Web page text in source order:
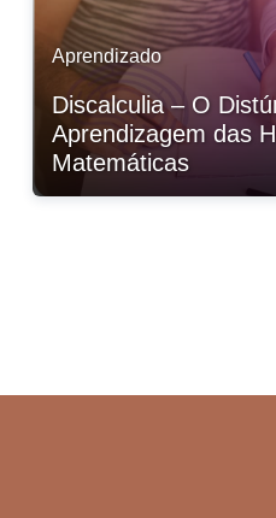
Aprendizado
Discalculia – O
Aprendizagem das
Matemáticas